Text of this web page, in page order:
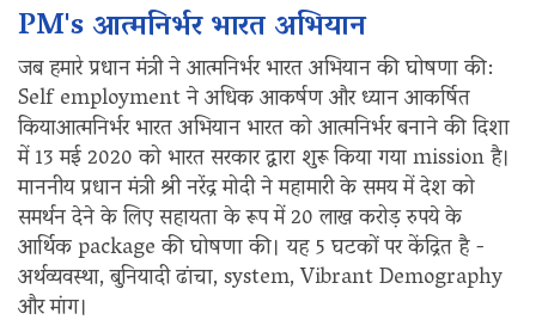
PM's आत्मनिर्भर भारत अभियान
जब हमारे प्रधान मंत्री ने आत्मनिर्भर भारत अभियान की घोषणा की:
Self employment ने अधिक आकर्षण और ध्यान आकर्षित
कियाआत्मनिर्भर भारत अभियान भारत को आत्मनिर्भर बनाने की दिशा
में 13 मई 2020 को भारत सरकार द्वारा शुरू किया गया mission है।
माननीय प्रधान मंत्री श्री नरेंद्र मोदी ने महामारी के समय में देश को
समर्थन देने के लिए सहायता के रूप में 20 लाख करोड़ रुपये के
आर्थिक package की घोषणा की। यह 5 घटकों पर केंद्रित है -
अर्थव्यवस्था, बुनियादी ढांचा, system, Vibrant Demography
और मांग।